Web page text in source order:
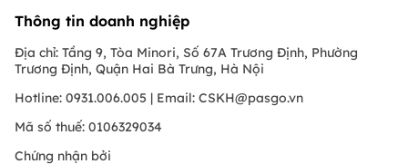
Thông tin doanh nghiệp
Địa chỉ: Tầng 9, Tòa Minori, Số 67A Trương Định, Phường
Trương Định, Quận Hai Bà Trưng, Hà Nội
Hotline: 0931.006.005 | Email: CSKH@pasgo.vn
Mã số thuế: 0106329034
Chứng nhận bởi